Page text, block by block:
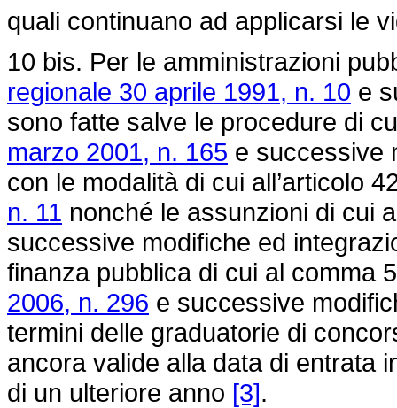
quali continuano ad applicarsi le
10 bis. Per le amministrazioni
regionale 30 aprile 1991, n. 10 e
sono fatte salve le procedure di
marzo 2001, n. 165 e successive
con le modalità di cui all’articolo
n. 11 nonché le assunzioni di cui
successive modifiche ed
finanza pubblica di cui al comma
2006, n. 296 e successive
termini delle graduatorie di
ancora valide alla data di entrata
di un ulteriore anno [3].